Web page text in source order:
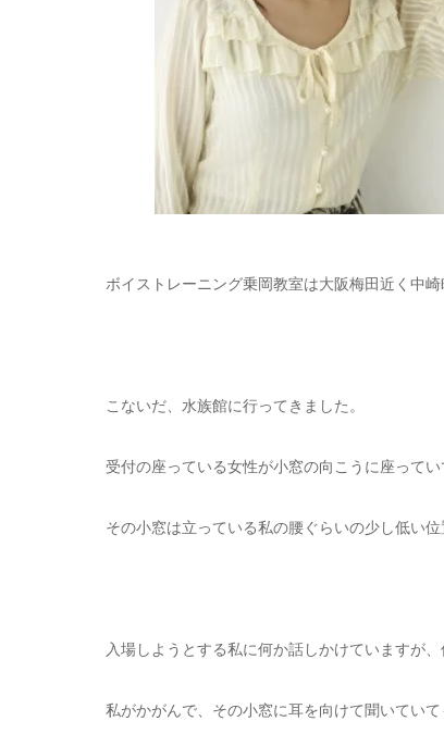
ボイストレーニング乗岡教室は大阪梅田近く中崎
こないだ、水族館に行ってきました。
受付の座っている女性が小窓の向こうに座って
その小窓は立っている私の腰ぐらいの少し低い位
入場しようとする私に何か話しかけていますが
私がかがんで、その小窓に耳を向けて聞いてい